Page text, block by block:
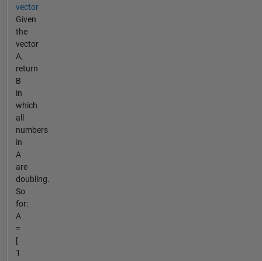
vector
Given
the
vector
A,
return
B
in
which
all
numbers
in
A
are
doubling.
So
for:
A
=
[
1